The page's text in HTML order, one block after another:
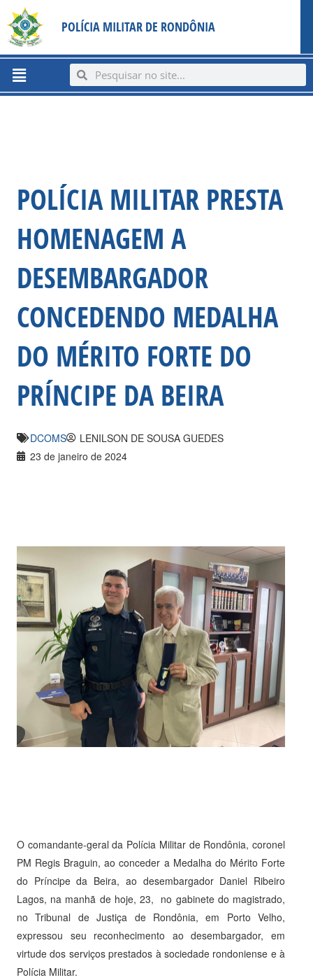
content
para
conteúdo
POLÍCIA MILITAR DE RONDÔNIA
Menu SearchSearch
POLÍCIA MILITAR PRESTA
HOMENAGEM A
DESEMBARGADOR
CONCEDENDO MEDALHA
DO MÉRITO FORTE DO
PRÍNCIPE DA BEIRA
DCOMS
LENILSON DE SOUSA GUEDES
23 de janeiro de 2024
O comandante-geral da Polícia Militar de Rondônia, coronel
PM Regis Braguin, ao conceder a Medalha do Mérito Forte
do Príncipe da Beira, ao desembargador Daniel Ribeiro
Lagos, na manhã de hoje, 23, no gabinete do magistrado,
no Tribunal de Justiça de Rondônia, em Porto Velho,
expressou seu reconhecimento ao desembargador, em
virtude dos serviços prestados à sociedade rondoniense e à
Polícia Militar.